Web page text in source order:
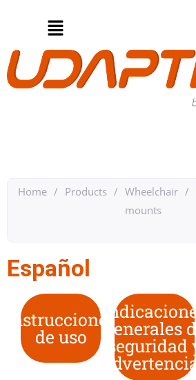
Home / Products / Wheelchair
mounts
/
Español
Instrucciones
de uso
Indicaciones
generales de
seguridad y
advertencias